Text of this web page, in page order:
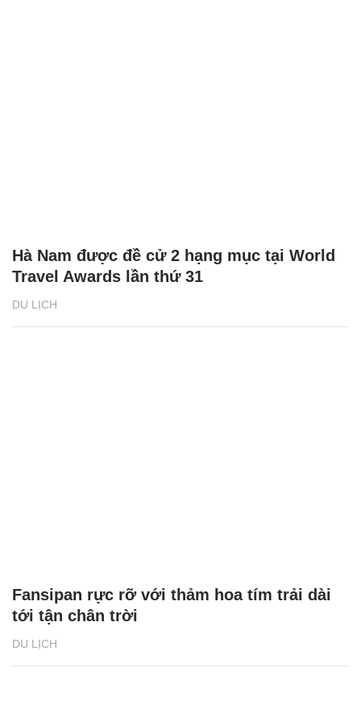
DU LỊCH
Hà Nam được đề cử 2 hạng mục tại World
Travel Awards lần thứ 31
DU LỊCH
Fansipan rực rỡ với thảm hoa tím trải dài
tới tận chân trời